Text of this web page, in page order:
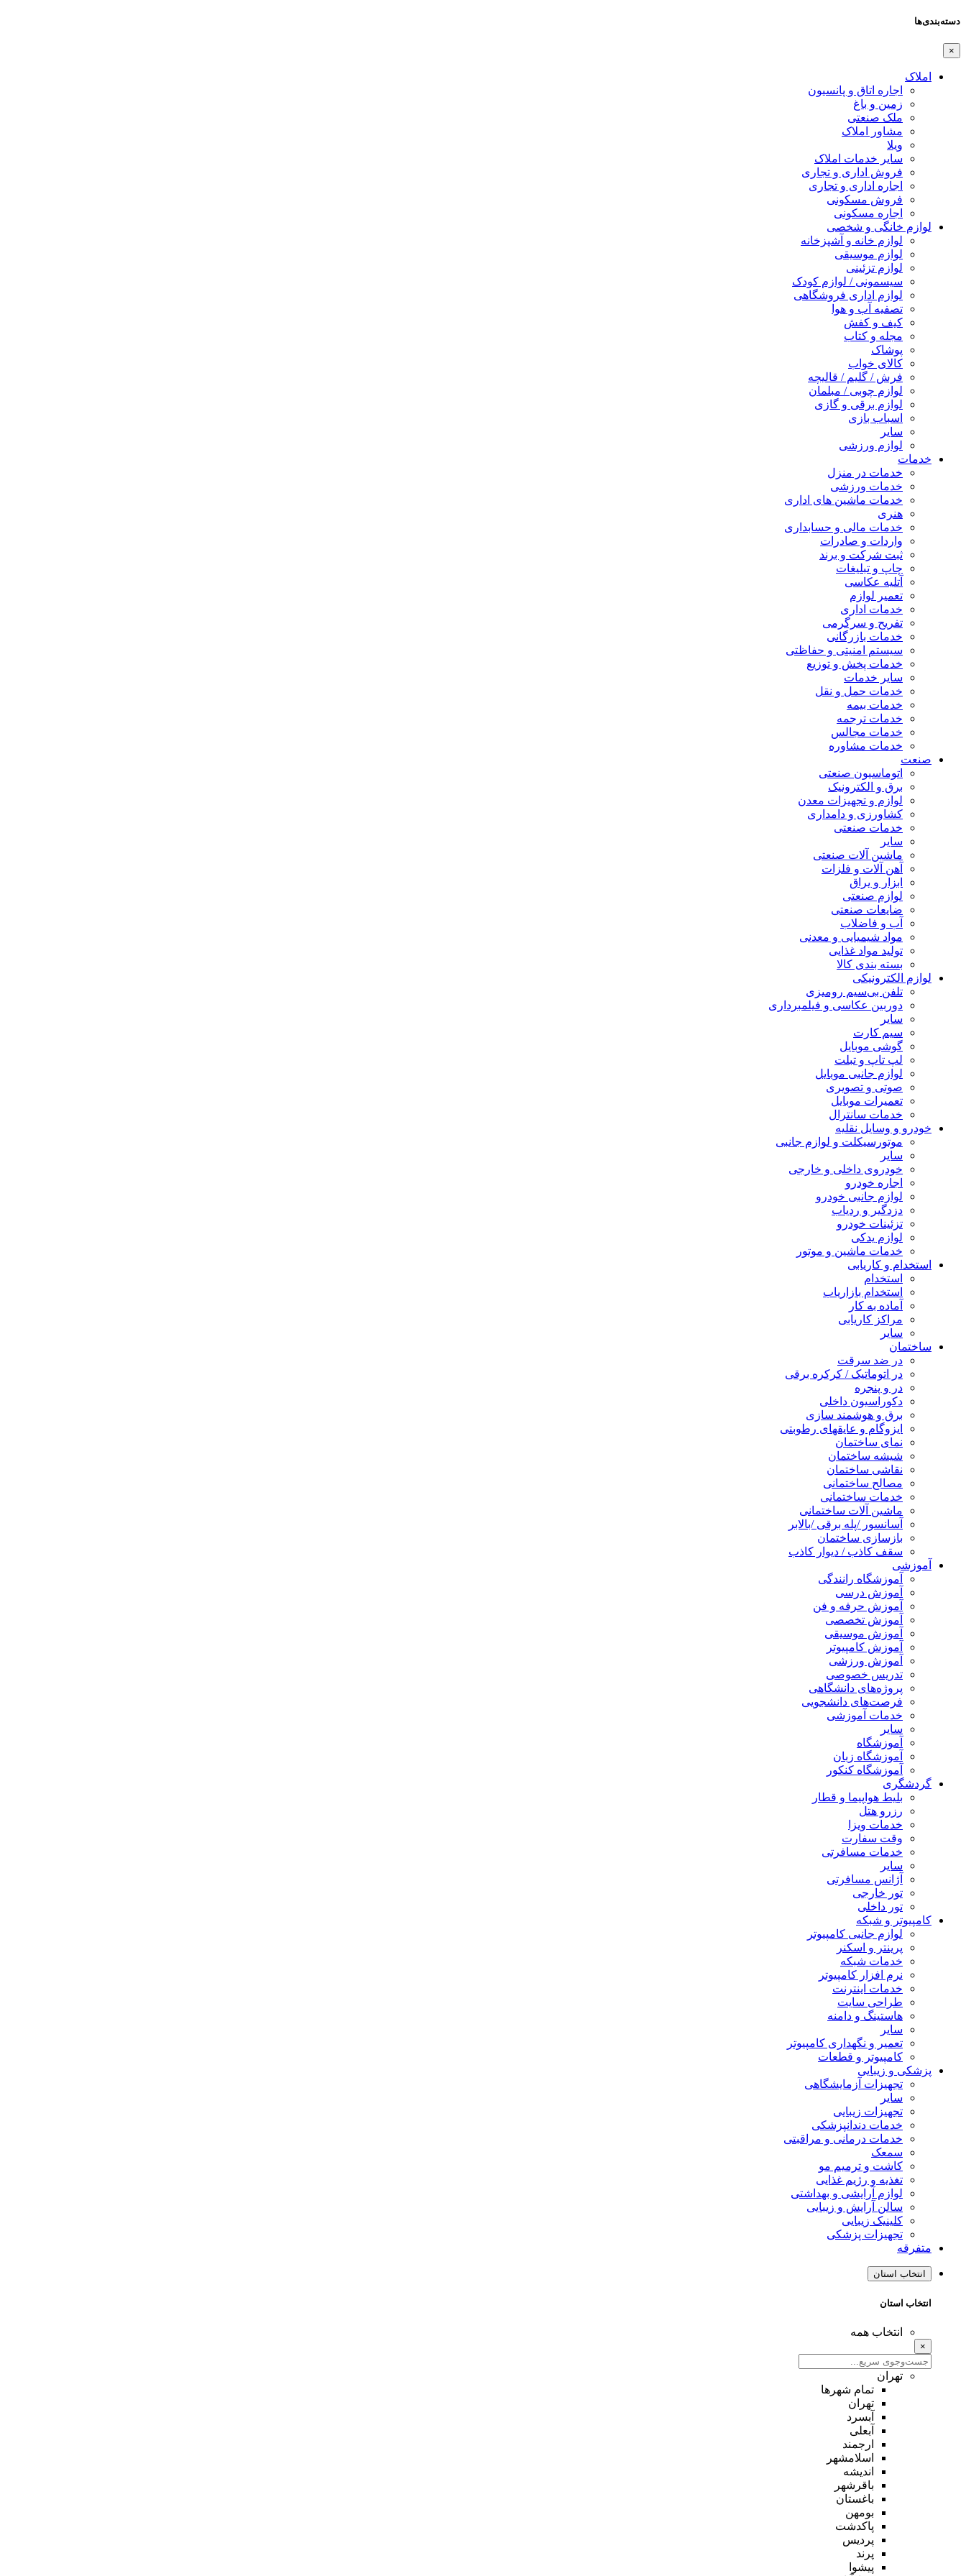
دسته‌بندی‌ها
×
املاک
اجاره اتاق و پانسیون
زمین و باغ
ملک صنعتی
مشاور املاک
ویلا
سایر خدمات املاک
فروش اداری و تجاری
اجاره اداری و تجاری
فروش مسکونی
اجاره مسکونی
لوازم خانگی و شخصی
لوازم خانه و آشپزخانه
لوازم موسیقی
لوازم تزئینی
سیسمونی / لوازم کودک
لوازم اداری فروشگاهی
تصفیه آب و هوا
کیف و کفش
مجله و کتاب
پوشاک
کالای خواب
فرش / گلیم / قالیچه
لوازم چوبی / مبلمان
لوازم برقی و گازی
اسباب بازی
سایر
لوازم ورزشی
خدمات
خدمات در منزل
خدمات ورزشی
خدمات ماشین های اداری
هنری
خدمات مالی و حسابداری
واردات و صادرات
ثبت شرکت و برند
چاپ و تبلیغات
آتلیه عکاسی
تعمیر لوازم
خدمات اداری
تفریح و سرگرمی
خدمات بازرگانی
سیستم امنیتی و حفاظتی
خدمات پخش و توزیع
سایر خدمات
خدمات حمل و نقل
خدمات بیمه
خدمات ترجمه
خدمات مجالس
خدمات مشاوره
صنعت
اتوماسیون صنعتی
برق و الکترونیک
لوازم و تجهیزات معدن
کشاورزی و دامداری
خدمات صنعتی
سایر
ماشین آلات صنعتی
آهن آلات و فلزات
ابزار و یراق
لوازم صنعتی
ضایعات صنعتی
آب و فاضلاب
مواد شیمیایی و معدنی
تولید مواد غذایی
بسته بندی کالا
لوازم الکترونیکی
تلفن بی‌سیم رومیزی
دوربین عکاسی و فیلمبرداری
سایر
سیم کارت
گوشی موبایل
لپ تاپ و تبلت
لوازم جانبی موبایل
صوتی و تصویری
تعمیرات موبایل
خدمات سانترال
خودرو و وسایل نقلیه
موتورسیکلت و لوازم جانبی
سایر
خودروی داخلی و خارجی
اجاره خودرو
لوازم جانبی خودرو
دزدگیر و ردیاب
تزئینات خودرو
لوازم یدکی
خدمات ماشین و موتور
استخدام و کاریابی
استخدام
استخدام بازاریاب
آماده به کار
مراکز کاریابی
سایر
ساختمان
در ضد سرقت
در اتوماتیک / کرکره برقی
در و پنجره
دکوراسیون داخلی
برق و هوشمند سازی
ایزوگام و عایقهای رطوبتی
نمای ساختمان
شیشه ساختمان
نقاشی ساختمان
مصالح ساختمانی
خدمات ساختمانی
ماشین آلات ساختمانی
آسانسور /پله برقی /بالابر
بازسازی ساختمان
سقف کاذب / دیوار کاذب
آموزشی
آموزشگاه رانندگی
آموزش درسی
آموزش حرفه و فن
آموزش تخصصی
آموزش موسیقی
آموزش کامپیوتر
آموزش ورزشی
تدریس خصوصی
پروژه‌های دانشگاهی
فرصت‌های دانشجویی
خدمات آموزشی
سایر
آموزشگاه
آموزشگاه زبان
آموزشگاه کنکور
گردشگری
بلیط هواپیما و قطار
رزرو هتل
خدمات ویزا
وقت سفارت
خدمات مسافرتی
سایر
آژانس مسافرتی
تور خارجی
تور داخلی
کامپیوتر و شبکه
لوازم جانبی کامپیوتر
پرینتر و اسکنر
خدمات شبکه
نرم افزار کامپیوتر
خدمات اینترنت
طراحی سایت
هاستینگ و دامنه
سایر
تعمیر و نگهداری کامپیوتر
کامپیوتر و قطعات
پزشکی و زیبایی
تجهیزات آزمایشگاهی
سایر
تجهیزات زیبایی
خدمات دندانپزشکی
خدمات درمانی و مراقبتی
سمعک
کاشت و ترمیم مو
تغذیه و رژیم غذایی
لوازم آرایشی و بهداشتی
سالن آرایش و زیبایی
کلینیک زیبایی
تجهیزات پزشکی
متفرقه
انتخاب استان
انتخاب استان
انتخاب همه
×
تهران
تمام شهر‌ها
تهران
آبسرد
آبعلی
ارجمند
اسلامشهر
اندیشه
باقرشهر
باغستان
بومهن
پاکدشت
پردیس
پرند
پیشوا